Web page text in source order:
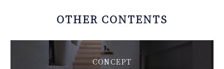
OTHER CONTENTS
CONCEPT